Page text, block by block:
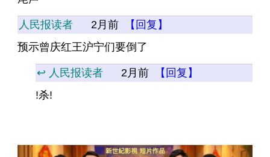
人民报读者 2月前
【回复】
预示曾庆红王沪宁们要倒了
↩️ 人民报读者 2月前
【回复】
!杀!